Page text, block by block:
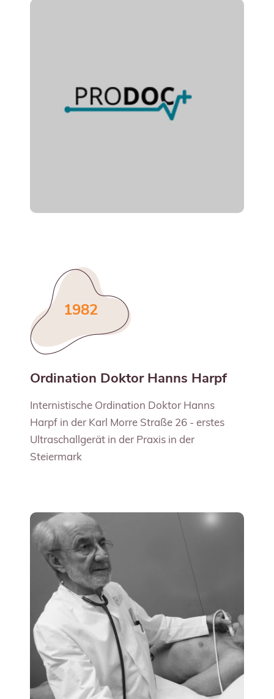
1982
Ordination Doktor Hanns Harpf
Internistische Ordination Doktor Hanns
Harpf in der Karl Morre Straße 26 - erstes
Ultraschallgerät in der Praxis in der
Steiermark